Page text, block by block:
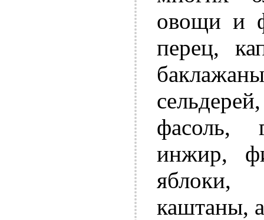
овощи и
перец,
фасоль,
инжир,
каштаны,